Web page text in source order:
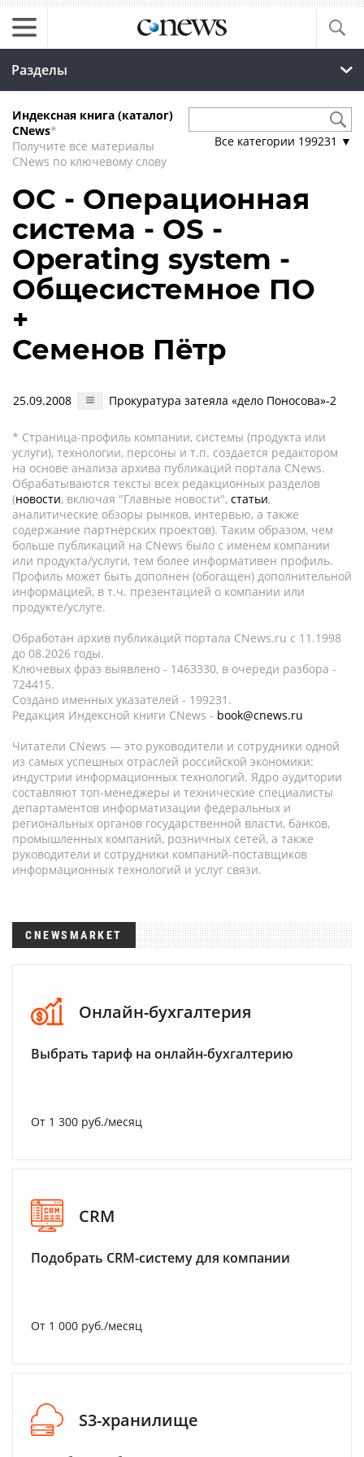
Разделы
Индексная книга (каталог)
CNews*
Получите все материалы
CNews по ключевому слову
Все категории 199231 ▼
ОС - Операционная
система - OS -
Operating system -
Общесистемное ПО
+
Семенов Пётр
25.09.2008 Прокуратура затеяла «дело Поносова»-2
* Страница-профиль компании, системы (продукта или
услуги), технологии, персоны и т.п. создается редактором
на основе анализа архива публикаций портала CNews.
Обрабатываются тексты всех редакционных разделов
(новости, включая "Главные новости", статьи,
аналитические обзоры рынков, интервью, а также
содержание партнёрских проектов). Таким образом, чем
больше публикаций на CNews было с именем компании
или продукта/услуги, тем более информативен профиль.
Профиль может быть дополнен (обогащен) дополнительной
информацией, в т.ч. презентацией о компании или
продукте/услуге.
Обработан архив публикаций портала CNews.ru c 11.1998
до 08.2026 годы.
Ключевых фраз выявлено - 1463330, в очереди разбора -
724415.
Создано именных указателей - 199231.
Редакция Индексной книги CNews - book@cnews.ru
Читатели CNews — это руководители и сотрудники одной
из самых успешных отраслей российской экономики:
индустрии информационных технологий. Ядро аудитории
составляют топ-менеджеры и технические специалисты
департаментов информатизации федеральных и
региональных органов государственной власти, банков,
промышленных компаний, розничных сетей, а также
руководители и сотрудники компаний-поставщиков
информационных технологий и услуг связи.
CNEWSMARKET
Онлайн-бухгалтерия
Выбрать тариф на онлайн-бухгалтерию
От 1 300 руб./месяц
CRM
Подобрать CRM-систему для компании
От 1 000 руб./месяц
S3-хранилище